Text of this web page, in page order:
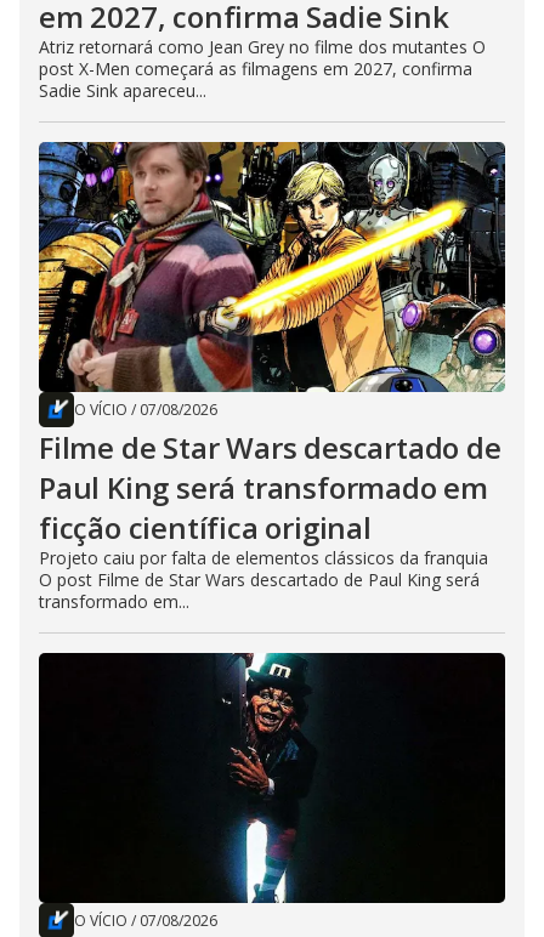
em 2027, confirma Sadie Sink
Atriz retornará como Jean Grey no filme dos mutantes O
post X-Men começará as filmagens em 2027, confirma
Sadie Sink apareceu...
O VÍCIO / 07/08/2026
Filme de Star Wars descartado de
Paul King será transformado em
ficção científica original
Projeto caiu por falta de elementos clássicos da franquia
O post Filme de Star Wars descartado de Paul King será
transformado em...
O VÍCIO / 07/08/2026